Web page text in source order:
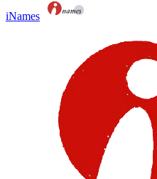
iNames